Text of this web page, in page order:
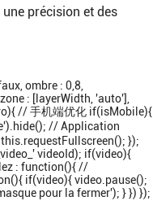
précision et des
ombre : 0,8,
: [layerWidth, 'auto'],
// 手机端优化 if(isMobile){
// Application
});
videoId); if(video){
: function(){ //
if(video){ video.pause();
pour la fermer'); } }) });